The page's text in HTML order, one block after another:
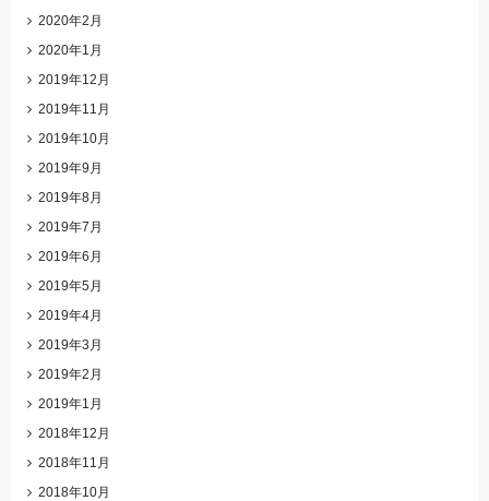
2020年2月
2020年1月
2019年12月
2019年11月
2019年10月
2019年9月
2019年8月
2019年7月
2019年6月
2019年5月
2019年4月
2019年3月
2019年2月
2019年1月
2018年12月
2018年11月
2018年10月